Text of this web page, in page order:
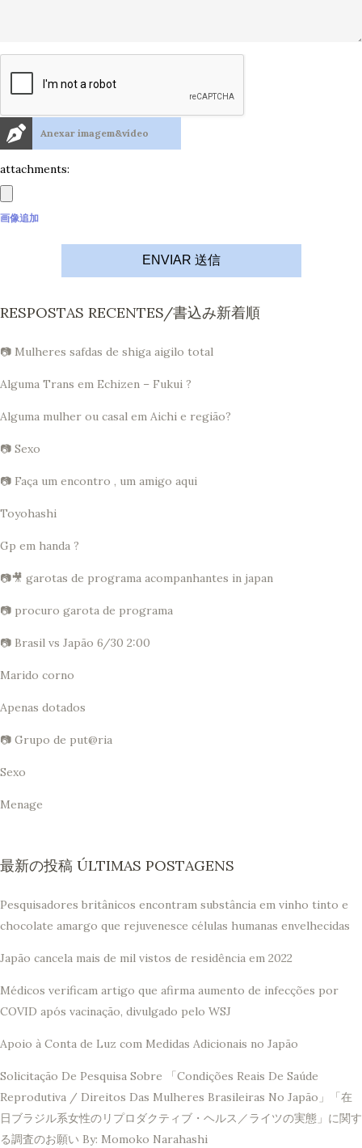
Anexar imagem&vídeo
attachments:
画像追加
ENVIAR 送信
RESPOSTAS RECENTES/書込み新着順
📷 Mulheres safdas de shiga aigilo total
Alguma Trans em Echizen – Fukui ?
Alguma mulher ou casal em Aichi e região?
📷 Sexo
📷 Faça um encontro , um amigo aqui
Toyohashi
Gp em handa ?
📷🎥 garotas de programa acompanhantes in japan
📷 procuro garota de programa
📷 Brasil vs Japão 6/30 2:00
Marido corno
Apenas dotados
📷 Grupo de put@ria
Sexo
Menage
最新の投稿 ÚLTIMAS POSTAGENS
Pesquisadores britânicos encontram substância em vinho tinto e
chocolate amargo que rejuvenesce células humanas envelhecidas
Japão cancela mais de mil vistos de residência em 2022
Médicos verificam artigo que afirma aumento de infecções por
COVID após vacinação, divulgado pelo WSJ
Apoio à Conta de Luz com Medidas Adicionais no Japão
Solicitação De Pesquisa Sobre 「Condições Reais De Saúde
Reprodutiva / Direitos Das Mulheres Brasileiras No Japão」「在
日ブラジル系女性のリプロダクティブ・ヘルス／ライツの実態」に関す
る調査のお願い By: Momoko Narahashi